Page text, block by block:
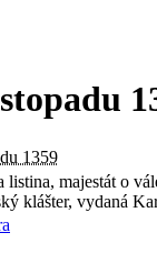
1359
listina, majestát o
klášter, vydaná